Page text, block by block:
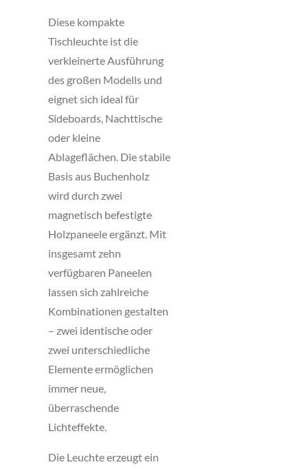
Diese kompakte
Tischleuchte ist die
verkleinerte Ausführung
des großen Modells und
eignet sich ideal für
Sideboards, Nachttische
oder kleine
Ablageflächen. Die stabile
Basis aus Buchenholz
wird durch zwei
magnetisch befestigte
Holzpaneele ergänzt. Mit
insgesamt zehn
verfügbaren Paneelen
lassen sich zahlreiche
Kombinationen gestalten
– zwei identische oder
zwei unterschiedliche
Elemente ermöglichen
immer neue,
überraschende
Lichteffekte.
Die Leuchte erzeugt ein